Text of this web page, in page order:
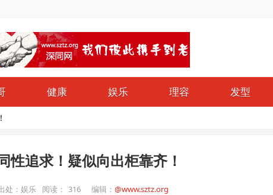
健康 娱乐 理容 发型
性追求！疑似向出柜靠齐！
处：娱乐 阅读： 316 编辑： @www.sztz.org